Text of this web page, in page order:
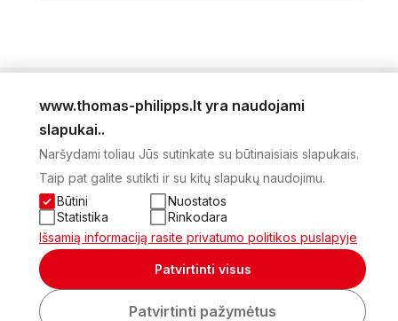
NAUJIENLAIŠKIS
APIE MUS
KONTAKTAI
PRIVATUMO POLITIKA
SĄSKAITA
2026 Visos teisės saugomos © UAB Thomas Philips Baltex
Sukurta:
www.thomas-philipps.lt yra naudojami
slapukai..
Naršydami toliau Jūs sutinkate su būtinaisiais slapukais.
Taip pat galite sutikti ir su kitų slapukų naudojimu.
Būtini
Nuostatos
Statistika
Rinkodara
Išsamią informaciją rasite privatumo politikos puslapyje
Patvirtinti visus
Patvirtinti pažymėtus